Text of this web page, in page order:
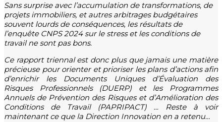
Sans surprise avec l’accumulation de transformations, de
projets immobiliers, et autres arbitrages budgétaires
souvent lourds de conséquences, les résultats de
l’enquête CNPS 2024 sur le stress et les conditions de
travail ne sont pas bons.
Ce rapport triennal est donc plus que jamais une matière
précieuse pour orienter et prioriser les plans d’actions afin
d’enrichir les Documents Uniques d’Évaluation des
Risques Professionnels (DUERP) et les Programmes
Annuels de Prévention des Risques et d’Amélioration des
Conditions de Travail (PAPRIPACT) … Reste à voir
maintenant ce que la Direction Innovation en a retenu…